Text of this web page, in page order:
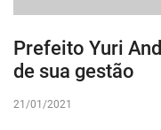
Prefeito Yuri
de sua gestão
21/01/2021